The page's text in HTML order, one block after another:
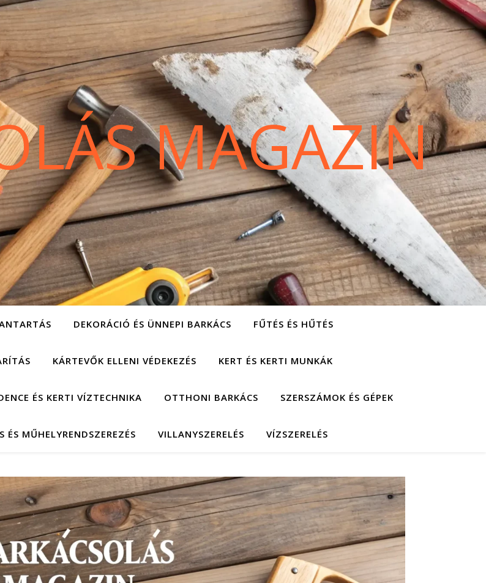
MAGAZIN
DEKORÁCIÓ ÉS ÜNNEPI BARKÁCS FŰTÉS ÉS HŰTÉS
KÁRTEVŐK ELLENI VÉDEKEZÉS KERT ÉS KERTI MUNKÁK
ÉS KERTI VÍZTECHNIKA OTTHONI BARKÁCS SZERSZÁMOK ÉS GÉPEK
ÉS MŰHELYRENDSZEREZÉS VILLANYSZERELÉS VÍZSZERELÉS